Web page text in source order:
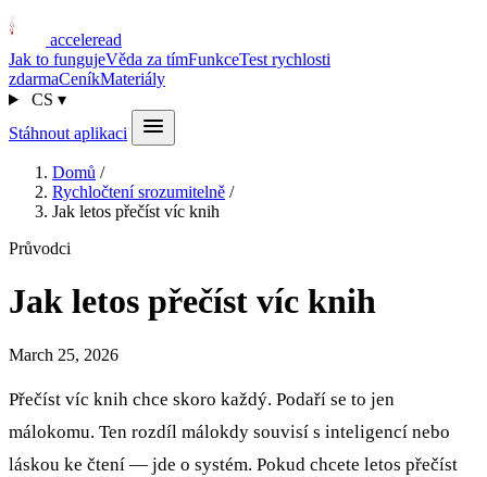
acceleread
Jak to fungujeVěda za tímFunkceTest rychlosti
zdarmaCeníkMateriály
CS ▾
Stáhnout aplikaci
Domů /
Rychločtení srozumitelně /
Jak letos přečíst víc knih
Průvodci
Jak letos přečíst víc knih
March 25, 2026
Přečíst víc knih chce skoro každý. Podaří se to jen
málokomu. Ten rozdíl málokdy souvisí s inteligencí nebo
láskou ke čtení — jde o systém. Pokud chcete letos přečíst